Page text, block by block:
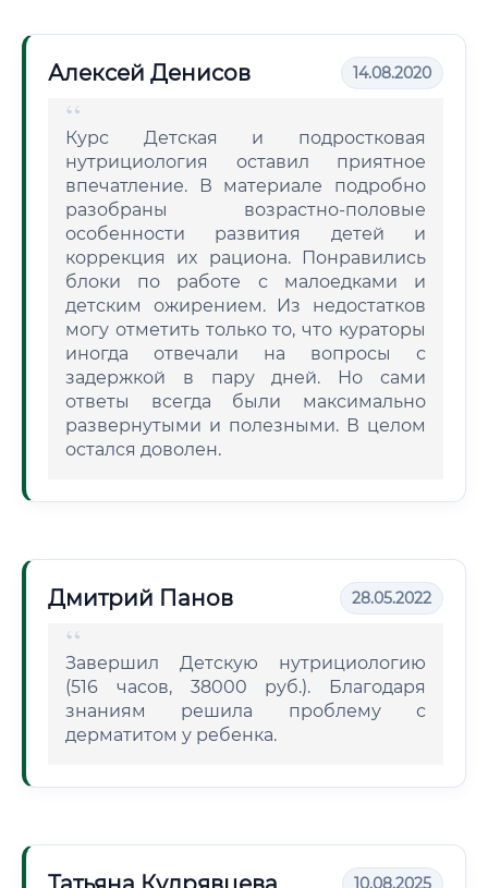
Алексей Денисов 14.08.2020
Курс Детская и подростковая
нутрициология оставил приятное
впечатление. В материале подробно
разобраны возрастно-половые
особенности развития детей и
коррекция их рациона. Понравились
блоки по работе с малоедками и
детским ожирением. Из недостатков
могу отметить только то, что кураторы
иногда отвечали на вопросы с
задержкой в пару дней. Но сами
ответы всегда были максимально
развернутыми и полезными. В целом
остался доволен.
Дмитрий Панов 28.05.2022
Завершил Детскую нутрициологию
(516 часов, 38000 руб.). Благодаря
знаниям решила проблему с
дерматитом у ребенка.
10.08.2025